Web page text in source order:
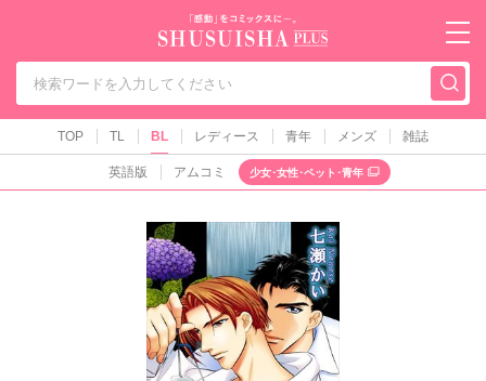
秋水社PLUS（テ
TOP TL BL レディース 青年 メンズ 雑誌
英語版 アムコミ 少女･女性･ペット･青年